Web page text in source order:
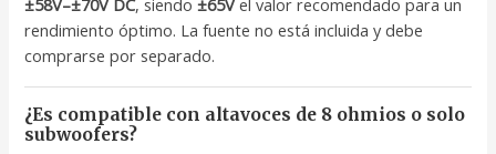
±58V–±70V DC, siendo±65Vel valor recomendado para un
rendimiento óptimo. La fuente no está incluida y debe
comprarse por separado.
¿Es compatible con altavoces de 8 ohmios o solo
subwoofers?